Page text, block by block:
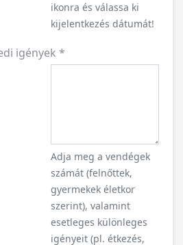
ikonra és válassa ki
kijelentkezés dátumát!
igények *
Adja meg a vendégek
számát (felnőttek,
gyermekek életkor
szerint), valamint
esetleges különleges
igényeit (pl. étkezés,